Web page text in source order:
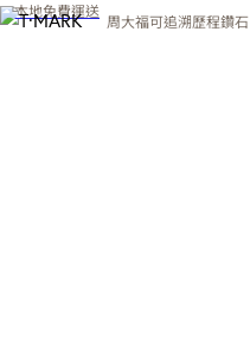
本地免費運送
周大福可追溯歷程鑽石